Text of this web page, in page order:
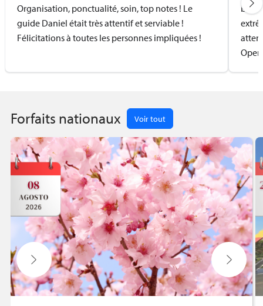
Organisation, ponctualité, soin, top notes ! Le
guide Daniel était très attentif et serviable !
Félicitations à toutes les personnes impliquées !
bien
Forfaits nationaux Voir tout